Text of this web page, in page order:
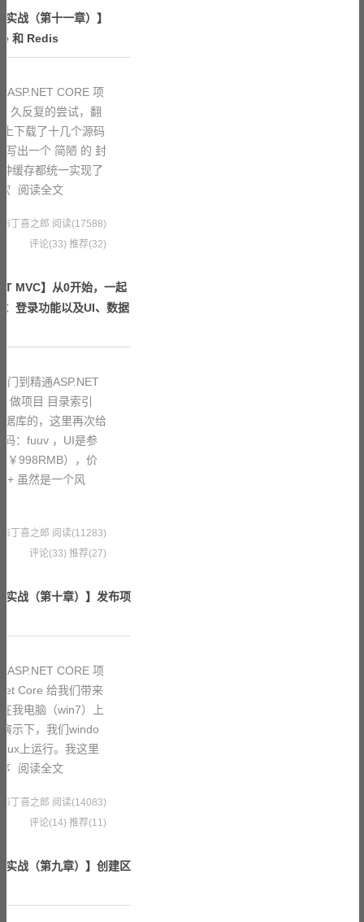
战（第十一章）】
和 Redis
ASP.NET CORE 项
久反复的尝试，翻
下载了十几个源码
写出一个 简陋 的 封
缓存都统一实现了
阅读全文
丁喜之郎 阅读(17588)
评论(33) 推荐(32)
MVC】从0开始，一起
登录功能以及UI、数据
门到精通ASP.NET
做项目 目录索引
库的，这里再次给
码：fuuv ，UI是参
￥998RMB），价
虽然是一个风
丁喜之郎 阅读(11283)
评论(33) 推荐(27)
实战（第十章）】发布项
ASP.NET CORE 项
Core 给我们带来
我电脑（win7）上
示下，我们windo
上运行。我这里
阅读全文
丁喜之郎 阅读(14083)
评论(14) 推荐(11)
实战（第九章）】创建区